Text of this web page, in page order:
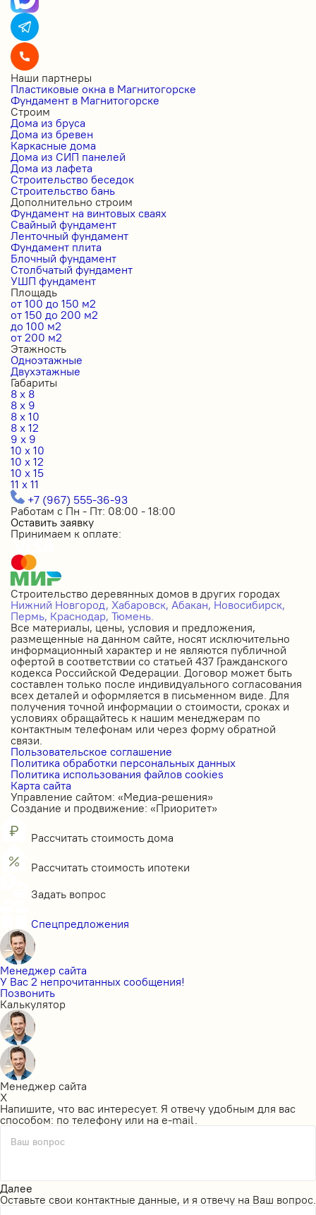
Наши партнеры
Пластиковые окна в Магнитогорске
Фундамент в Магнитогорске
Строим
Дома из бруса
Дома из бревен
Каркасные дома
Дома из СИП панелей
Дома из лафета
Строительство беседок
Строительство бань
Дополнительно строим
Фундамент на винтовых сваях
Свайный фундамент
Ленточный фундамент
Фундамент плита
Блочный фундамент
Столбчатый фундамент
УШП фундамент
Площадь
от 100 до 150 м2
от 150 до 200 м2
до 100 м2
от 200 м2
Этажность
Одноэтажные
Двухэтажные
Габариты
8 x 8
8 x 9
8 x 10
8 x 12
9 x 9
10 x 10
10 x 12
10 x 15
11 x 11
+7 (967) 555-36-93
Работам с Пн - Пт: 08:00 - 18:00
Оставить заявку
Принимаем к оплате:
Строительство деревянных домов в других городах
Нижний Новгород, Хабаровск, Абакан, Новосибирск,
Пермь, Краснодар, Тюмень.
Все материалы, цены, условия и предложения,
размещенные на данном сайте, носят исключительно
информационный характер и не являются публичной
офертой в соответствии со статьей 437 Гражданского
кодекса Российской Федерации. Договор может быть
составлен только после индивидуального согласования
всех деталей и оформляется в письменном виде. Для
получения точной информации о стоимости, сроках и
условиях обращайтесь к нашим менеджерам по
контактным телефонам или через форму обратной
связи.
Пользовательское соглашение
Политика обработки персональных данных
Политика использования файлов cookies
Карта сайта
Управление сайтом: «Медиа-решения»
Создание и продвижение: «Приоритет»
Рассчитать стоимость дома
Рассчитать стоимость ипотеки
Задать вопрос
Спецпредложения
Менеджер сайта
У Вас 2 непрочитанных сообщения!
Позвонить
Калькулятор
Менеджер сайта
X
Напишите, что вас интересует. Я отвечу удобным для вас
способом: по телефону или на e-mail.
Ваш вопрос
Далее
Оставьте свои контактные данные, и я отвечу на Ваш вопрос.